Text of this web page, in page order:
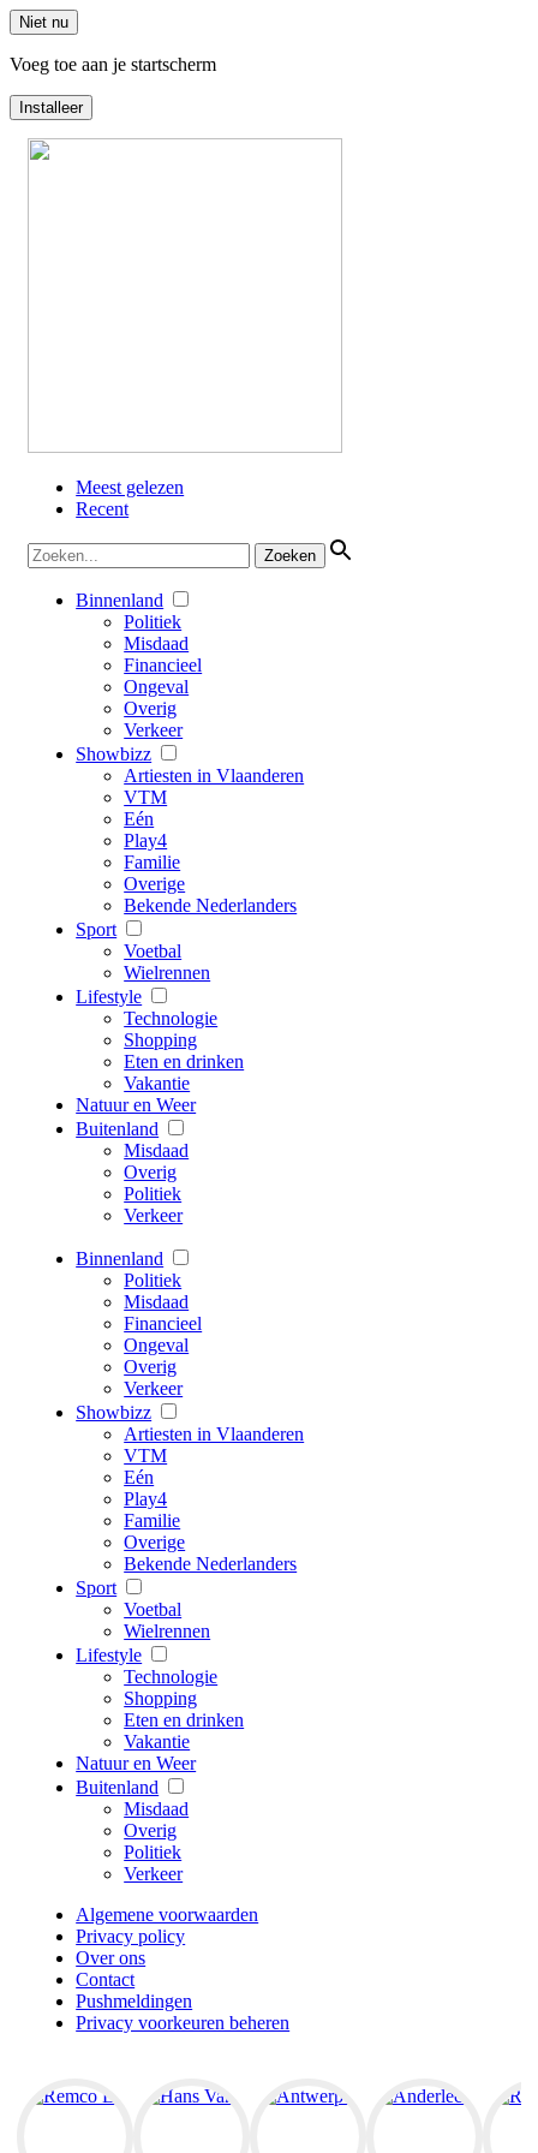
Niet nu
Voeg toe aan je startscherm
Installeer
Meest gelezen
Recent
Binnenland
Politiek
Misdaad
Financieel
Ongeval
Overig
Verkeer
Showbizz
Artiesten in Vlaanderen
VTM
Eén
Play4
Familie
Overige
Bekende Nederlanders
Sport
Voetbal
Wielrennen
Lifestyle
Technologie
Shopping
Eten en drinken
Vakantie
Natuur en Weer
Buitenland
Misdaad
Overig
Politiek
Verkeer
Binnenland
Politiek
Misdaad
Financieel
Ongeval
Overig
Verkeer
Showbizz
Artiesten in Vlaanderen
VTM
Eén
Play4
Familie
Overige
Bekende Nederlanders
Sport
Voetbal
Wielrennen
Lifestyle
Technologie
Shopping
Eten en drinken
Vakantie
Natuur en Weer
Buitenland
Misdaad
Overig
Politiek
Verkeer
Algemene voorwaarden
Privacy policy
Over ons
Contact
Pushmeldingen
Privacy voorkeuren beheren